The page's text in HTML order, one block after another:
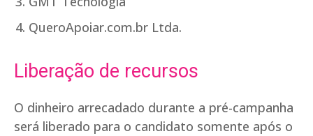
QueroApoiar.com.br Ltda.
Liberação de recursos
O dinheiro arrecadado durante a pré-campanha
será liberado para o candidato somente após o